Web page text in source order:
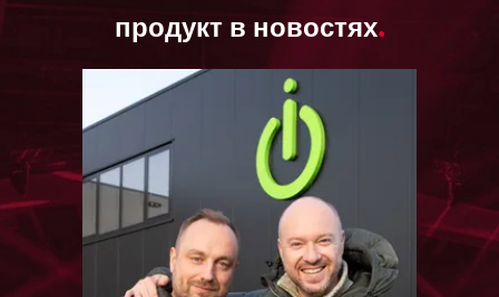
продукт в новостях